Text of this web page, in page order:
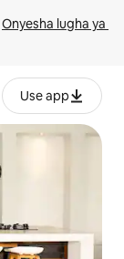
Onyesha lugha ya
Use app